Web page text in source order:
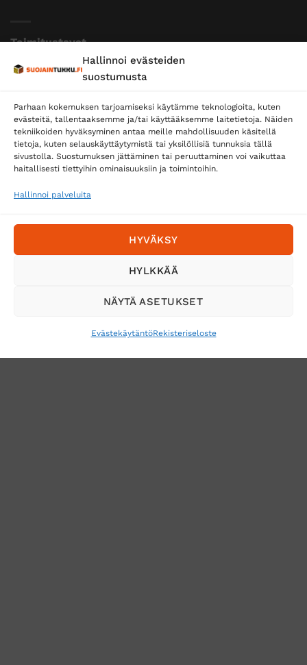
Hallinnoi evästeiden
suostumusta
Parhaan kokemuksen tarjoamiseksi käytämme teknologioita, kuten
evästeitä, tallentaaksemme ja/tai käyttääksemme laitetietoja. Näiden
tekniikoiden hyväksyminen antaa meille mahdollisuuden käsitellä
tietoja, kuten selauskäyttäytymistä tai yksilöllisiä tunnuksia tällä
sivustolla. Suostumuksen jättäminen tai peruuttaminen voi vaikuttaa
haitallisesti tiettyihin ominaisuuksiin ja toimintoihin.
Hallinnoi palveluita
HYVÄKSY
HYLKKÄÄ
NÄYTÄ ASETUKSET
EvästekäytäntöRekisteriseloste
Toimitustavat
Posti
Postnord
Tilaa uutiskirje ja saat erikoisalennuksia